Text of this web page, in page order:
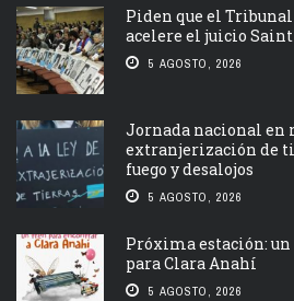
Piden que el
acelere el juicio
5 AGOSTO, 2026
Jornada nacional en
extranjerización de
fuego y desalojos
5 AGOSTO, 2026
Próxima estación:
para Clara Anahí
5 AGOSTO, 2026